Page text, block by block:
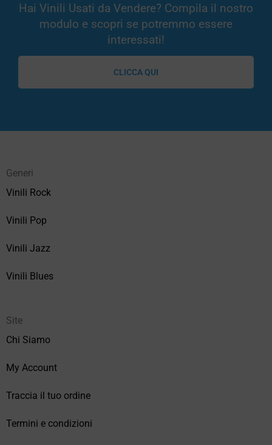
Hai Vinili Usati da Vendere? Compila il nostro
modulo e scopri se potremmo essere
interessati!
CLICCA QUI
Generi
Vinili Rock
Vinili Pop
Vinili Jazz
Vinili Blues
Site
Chi Siamo
My Account
Traccia il tuo ordine
Termini e condizioni